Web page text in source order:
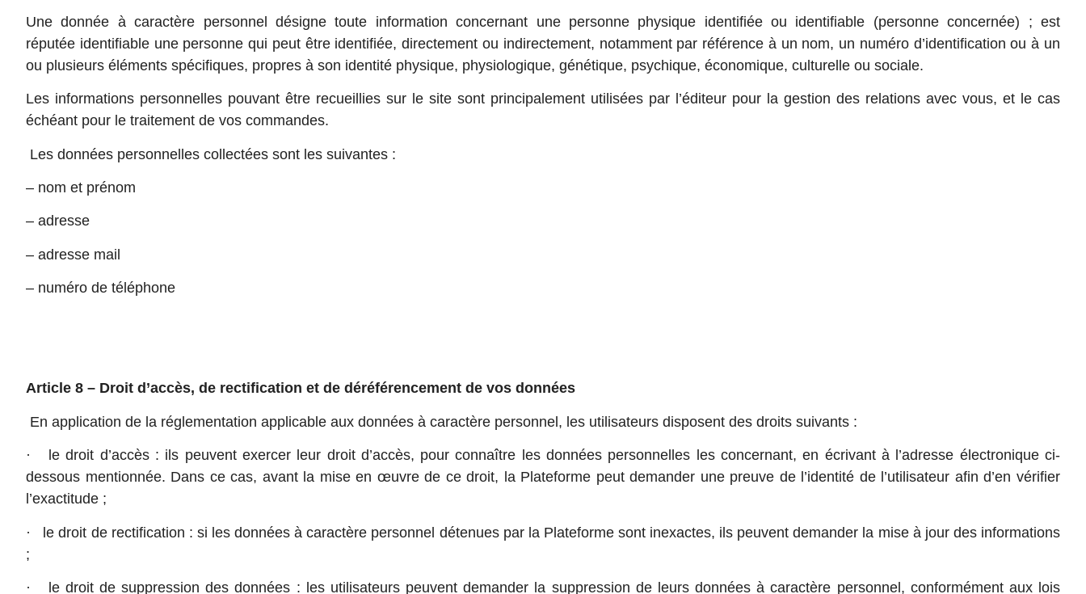
Une donnée à caractère personnel désigne toute information concernant une personne physique identifiée ou identifiable (personne concernée) ; est
réputée identifiable une personne qui peut être identifiée, directement ou indirectement, notamment par référence à un nom, un numéro d’identification ou à un
ou plusieurs éléments spécifiques, propres à son identité physique, physiologique, génétique, psychique, économique, culturelle ou sociale.
Les informations personnelles pouvant être recueillies sur le site sont principalement utilisées par l’éditeur pour la gestion des relations avec vous, et le cas
échéant pour le traitement de vos commandes.
Les données personnelles collectées sont les suivantes :
– nom et prénom
– adresse
– adresse mail
– numéro de téléphone
Article 8 – Droit d’accès, de rectification et de déréférencement de vos données
En application de la réglementation applicable aux données à caractère personnel, les utilisateurs disposent des droits suivants :
· le droit d’accès : ils peuvent exercer leur droit d’accès, pour connaître les données personnelles les concernant, en écrivant à l’adresse électronique ci-
dessous mentionnée. Dans ce cas, avant la mise en œuvre de ce droit, la Plateforme peut demander une preuve de l’identité de l’utilisateur afin d’en vérifier
l’exactitude ;
· le droit de rectification : si les données à caractère personnel détenues par la Plateforme sont inexactes, ils peuvent demander la mise à jour des informations
;
· le droit de suppression des données : les utilisateurs peuvent demander la suppression de leurs données à caractère personnel, conformément aux lois